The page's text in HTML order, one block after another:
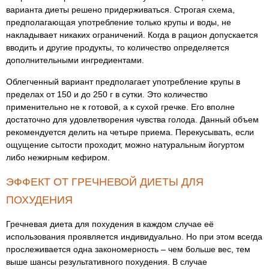
варианта диеты решено придерживаться. Строгая схема,
предполагающая употребление только крупы и воды, не
накладывает никаких ограничений. Когда в рацион допускается
вводить и другие продукты, то количество определяется
дополнительными ингредиентами.
Облегченный вариант предполагает употребление крупы в
пределах от 150 и до 250 г в сутки. Это количество
применительно не к готовой, а к сухой гречке. Его вполне
достаточно для удовлетворения чувства голода. Данный объем
рекомендуется делить на четыре приема. Перекусывать, если
ощущение сытости проходит, можно натуральным йогуртом
либо нежирным кефиром.
ЭФФЕКТ ОТ ГРЕЧНЕВОЙ ДИЕТЫ ДЛЯ
ПОХУДЕНИЯ
Гречневая диета для похудения в каждом случае её
использования проявляется индивидуально. Но при этом всегда
прослеживается одна закономерность – чем больше вес, тем
выше шансы результативного похудения. В случае